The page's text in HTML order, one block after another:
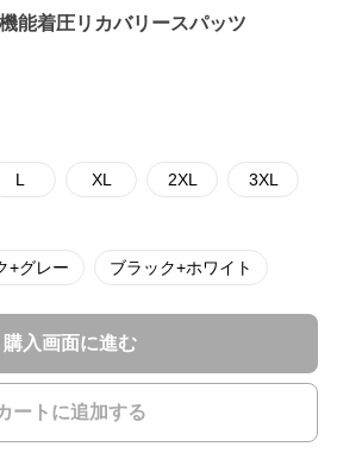
能着圧リカバリースパッツ
L XL 2XL 3XL
+グレー ブラック+ホワイト
購入画面に進む
ートに追加する